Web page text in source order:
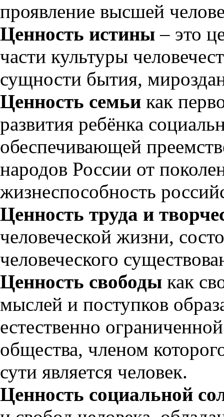
проявление высшей
Ценность истины – это
части культуры
сущности бытия,
Ценность семьи как
развития ребёнка
обеспечивающей
народов России от
жизнеспособность
Ценность труда и
человеческой жизни,
человеческого
Ценность свободы как
мыслей и поступков
естественно
общества, членом
сути является человек.
Ценность социальной